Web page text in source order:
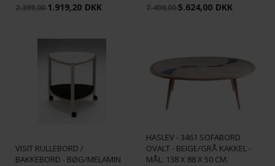
2.399,001.919,20 DKK 7.499,005.624,00 DKK
VISIT RULLEBORD /
BAKKEBORD - BØG/MELAMIN
HASLEV - 3461 SOFABORD
OVALT - BEIGE/GRÅ KAKKEL -
MÅL: 138 X 88 X 50 CM.